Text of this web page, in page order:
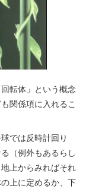
転体」という概念
関係項に入れるこ
では反時計回り
（例外もあるらし
上からみればそれ
上に定めるか、下